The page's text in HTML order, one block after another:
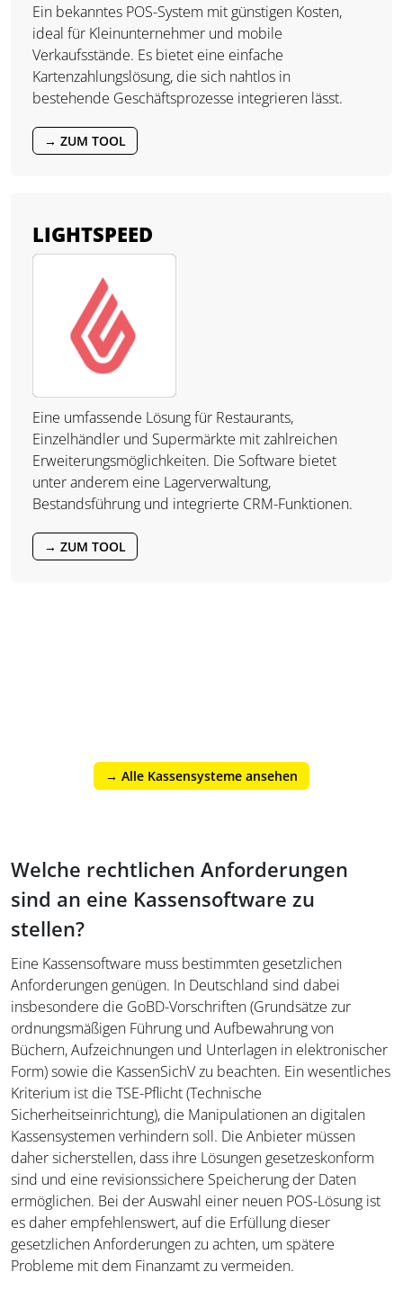
Ein bekanntes POS-System mit günstigen Kosten,
ideal für Kleinunternehmer und mobile
Verkaufsstände. Es bietet eine einfache
Kartenzahlungslösung, die sich nahtlos in
bestehende Geschäftsprozesse integrieren lässt.
→ ZUM TOOL
LIGHTSPEED
Eine umfassende Lösung für Restaurants,
Einzelhändler und Supermärkte mit zahlreichen
Erweiterungsmöglichkeiten. Die Software bietet
unter anderem eine Lagerverwaltung,
Bestandsführung und integrierte CRM-Funktionen.
→ ZUM TOOL
→ Alle Kassensysteme ansehen
Welche rechtlichen Anforderungen
sind an eine Kassensoftware zu
stellen?
Eine Kassensoftware muss bestimmten gesetzlichen
Anforderungen genügen. In Deutschland sind dabei
insbesondere die GoBD-Vorschriften (Grundsätze zur
ordnungsmäßigen Führung und Aufbewahrung von
Büchern, Aufzeichnungen und Unterlagen in elektronischer
Form) sowie die KassenSichV zu beachten. Ein wesentliches
Kriterium ist die TSE-Pflicht (Technische
Sicherheitseinrichtung), die Manipulationen an digitalen
Kassensystemen verhindern soll. Die Anbieter müssen
daher sicherstellen, dass ihre Lösungen gesetzeskonform
sind und eine revisionssichere Speicherung der Daten
ermöglichen. Bei der Auswahl einer neuen POS-Lösung ist
es daher empfehlenswert, auf die Erfüllung dieser
gesetzlichen Anforderungen zu achten, um spätere
Probleme mit dem Finanzamt zu vermeiden.